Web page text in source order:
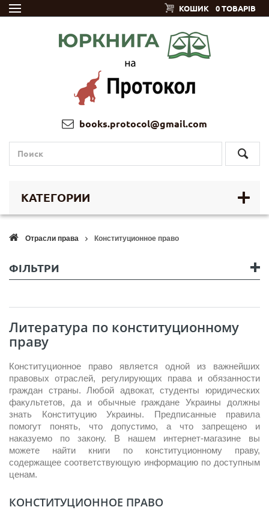
КОШИК 0 ТОВАРІВ
books.protocol@gmail.com
КАТЕГОРИИ
Отрасли права Конституционное право
ФІЛЬТРИ
Литература по конституционному
праву
Конституционное право является одной из важнейших
правовых отраслей, регулирующих права и обязанности
граждан страны. Любой адвокат, студенты юридических
факультетов, да и обычные граждане Украины должны
знать Конституцию Украины. Предписанные правила
помогут понять, что допустимо, а что запрещено и
наказуемо по закону. В нашем интернет-магазине вы
можете найти книги по конституционному праву,
содержащее соответствующую информацию по доступным
ценам.
КОНСТИТУЦИОННОЕ ПРАВО